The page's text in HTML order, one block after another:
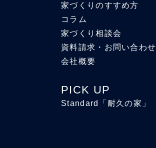
家づくりのすすめ方
コラム
家づくり相談会
資料請求・お問い合わせ
会社概要
PICK UP
Standard「耐久の家」